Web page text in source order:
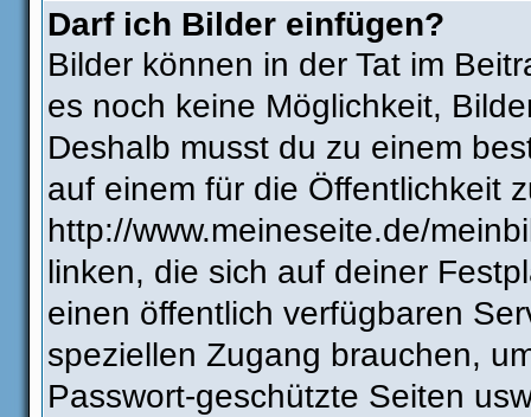
Darf ich Bilder einfügen?
Bilder können in der Tat im
es noch keine Möglichkeit,
Deshalb musst du zu einem
auf einem für die Öffentlichkeit
http://www.meineseite.de/
linken, die sich auf deiner
einen öffentlich verfügbaren
speziellen Zugang brauchen,
Passwort-geschützte Seiten